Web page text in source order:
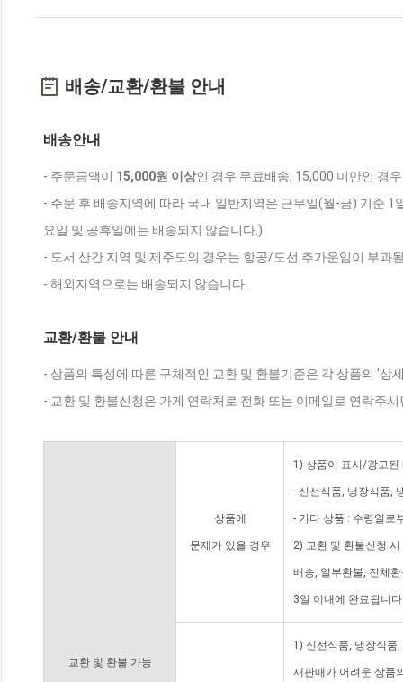
배송/교환/환불 안내
배송안내
- 주문금액이 15,000원 이상인 경우 무료배송, 15,000 미만인 경
- 주문 후 배송지역에 따라 국내 일반지역은 근무일(월-금) 기준
요일 및 공휴일에는 배송되지 않습니다.)
- 도서 산간 지역 및 제주도의 경우는 항공/도선 추가운임이 부과
- 해외지역으로는 배송되지 않습니다.
교환/환불 안내
- 상품의 특성에 따른 구체적인 교환 및 환불기준은 각 상품의 '상
- 교환 및 환불신청은 가게 연락처로 전화 또는 이메일로 연락주
교환 및 환불 가능
상품에
문제가 있을 경우
1) 상품이 표시/광고된
- 신선식품, 냉장식품,
- 기타 상품 : 수령일로
2) 교환 및 환불신청
배송, 일부환불, 전체
3일 이내에 완료됩니
1) 신선식품, 냉장식품
재판매가 어려운 상품